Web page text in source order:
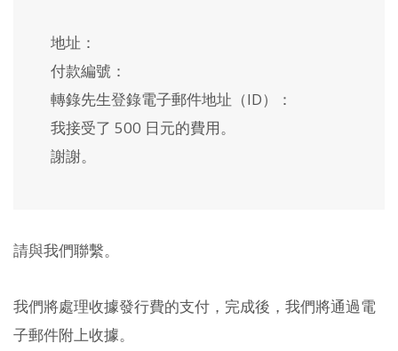
地址：
付款編號：
轉錄先生登錄電子郵件地址（ID）：
我接受了 500 日元的費用。
謝謝。
請與我們聯繫。
我們將處理收據發行費的支付，完成後，我們將通過電
子郵件附上收據。